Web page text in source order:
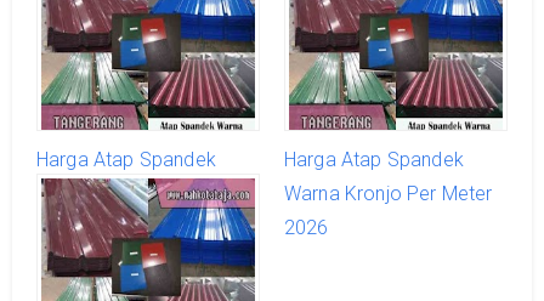
Harga Atap Spandek
Warna Legok Per Meter
2026
Harga Atap Spandek
Warna Kronjo Per Meter
2026